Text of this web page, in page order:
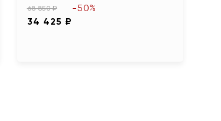
68 850 ₽
34 425 ₽
-50%